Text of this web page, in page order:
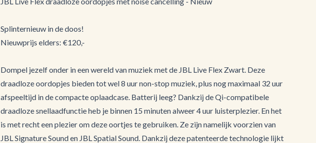
Splinternieuw in de doos!
Nieuwprijs elders: €120,-
Dompel jezelf onder in een wereld van muziek met de JBL Live Flex Zwart. Deze
draadloze oordopjes bieden tot wel 8 uur non-stop muziek, plus nog maximaal 32 uur
afspeeltijd in de compacte oplaadcase. Batterij leeg? Dankzij de Qi-compatibele
draadloze snellaadfunctie heb je binnen 15 minuten alweer 4 uur luisterplezier. En het
is met recht een plezier om deze oortjes te gebruiken. Ze zijn namelijk voorzien van
JBL Signature Sound en JBL Spatial Sound. Dankzij deze patenteerde technologie lijkt